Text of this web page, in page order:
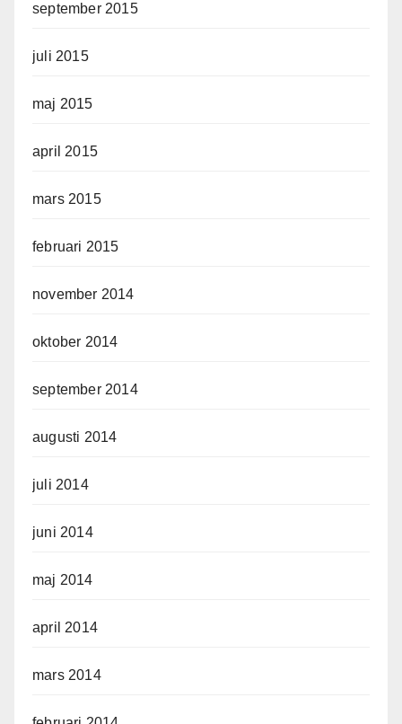
september 2015
juli 2015
maj 2015
april 2015
mars 2015
februari 2015
november 2014
oktober 2014
september 2014
augusti 2014
juli 2014
juni 2014
maj 2014
april 2014
mars 2014